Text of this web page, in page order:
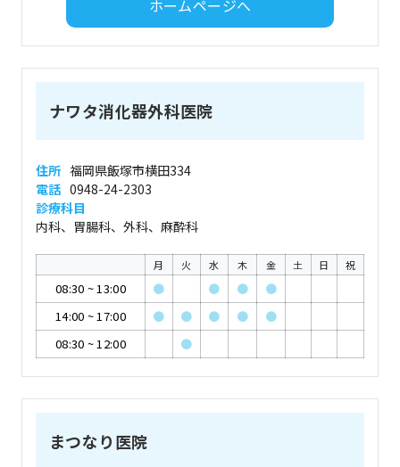
ホームページへ
ナワタ消化器外科医院
住所 福岡県飯塚市横田334
電話 0948-24-2303
診療科目
内科、胃腸科、外科、麻酔科
月 火 水 木 金 土 日 祝
08:30 ~13:00 ● ● ●
●
14:00 ~17:00 ● ● ● ●
●
08:30 ~12:00 ●
まつなり医院